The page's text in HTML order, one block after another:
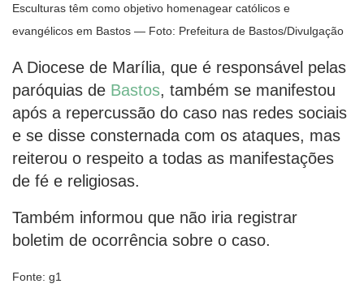
Esculturas têm como objetivo homenagear católicos e
evangélicos em Bastos — Foto: Prefeitura de Bastos/Divulgação
A Diocese de Marília, que é responsável pelas
paróquias de Bastos, também se manifestou
após a repercussão do caso nas redes sociais
e se disse consternada com os ataques, mas
reiterou o respeito a todas as manifestações
de fé e religiosas.
Também informou que não iria registrar
boletim de ocorrência sobre o caso.
Fonte: g1